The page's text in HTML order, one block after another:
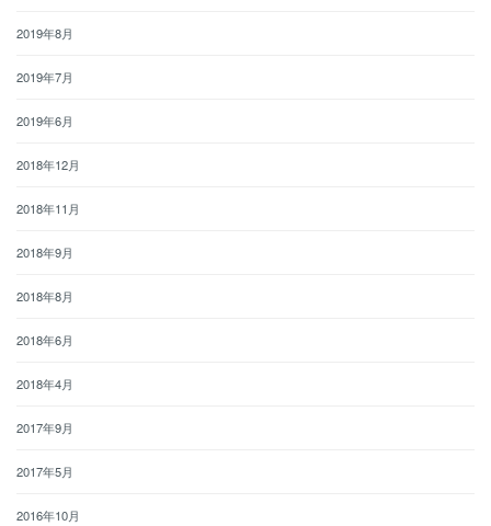
2019年8月
2019年7月
2019年6月
2018年12月
2018年11月
2018年9月
2018年8月
2018年6月
2018年4月
2017年9月
2017年5月
2016年10月